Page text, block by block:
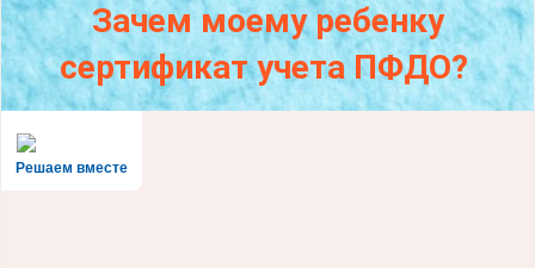
Зачем моему ребенку
сертификат учета ПФДО?
Решаем вместе